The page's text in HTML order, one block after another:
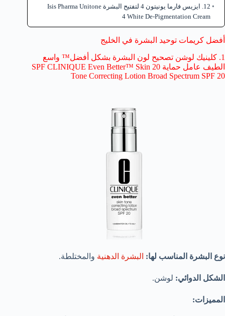
12. ايزيس فارما يونيتون 4 لتفتيح البشرة Isis Pharma Unitone
4 White De-Pigmentation Cream
أفضل كريمات توحيد البشرة في الخليج
1. كلينيك لوشن تصحيح لون البشرة بشكل أفضل™ واسع
الطيف عامل حماية 20 SPF CLINIQUE Even Better™ Skin
Tone Correcting Lotion Broad Spectrum SPF 20
نوع البشرة المناسب لها: البشرة الدهنية والمختلطة.
الشكل الدوائي: لوشن.
المميزات: